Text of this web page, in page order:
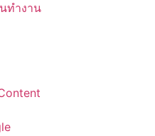
ทำงาน